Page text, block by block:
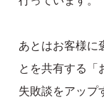
あとはお客様に
とを共有する「
失敗談をアップ